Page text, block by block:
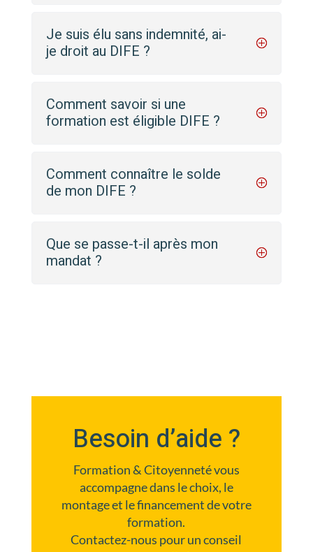
Je suis élu sans indemnité, ai-
je droit au DIFE ?
Comment savoir si une
formation est éligible DIFE ?
Comment connaître le solde
de mon DIFE ?
Que se passe-t-il après mon
mandat ?
Besoin d’aide ?
Formation & Citoyenneté vous
accompagne dans le choix, le
montage et le financement de votre
formation.
Contactez-nous pour un conseil